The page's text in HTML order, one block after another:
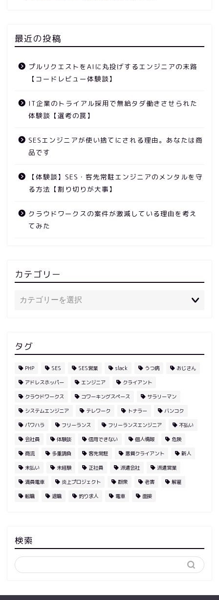
最近の投稿
プルリクエストをAIに丸投げするエンジニアの末路
【コードレビュー体験談】
IT企業のトライアル採用で無給タダ働きさせられた
体験談【選考の罠】
SESエンジニアが使い捨てにされる理由。あなたは商
品です
【体験談】SES・客先常駐エンジニアのメンタルを守
る方法【割り切りが大事】
クラウドワークスの案件が激減している理由を考え
てみた
カテゴリー
タグ
PHP SES SES営業 slack うつ病 おじさん
アドレスホッパー エンジニア クライアント
クラウドワークス コワーキングスペース サラリーマン
システムエンジニア テレワーク トナラー バンコク
パワハラ フリーランス フリーランスエンジニア 不払い
会社員 体験談 信用できない 個人情報 危険
商流 多重請負 客先常駐 悪質クライアント 新人
未払い 未経験 正社員 派遣会社 派遣営業
満員電車 炎上プロジェクト 群衆 老害 解雇
転職 退職 釣り求人 電車 面接
検索